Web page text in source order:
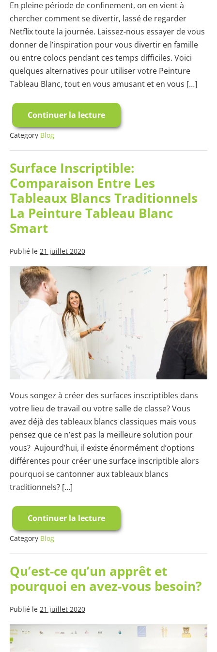
En pleine période de confinement, on en vient à
chercher comment se divertir, lassé de regarder
Netflix toute la journée. Laissez-nous essayer de vous
donner de l’inspiration pour vous divertir en famille
ou entre colocs pendant ces temps difficiles. Voici
quelques alternatives pour utiliser votre Peinture
Tableau Blanc, tout en vous amusant et en vous […]
Continuer la lecture
Activités
pendant
le
avec
peinture
Tableau
Blanc
Category Blog
Surface Inscriptible:
Comparaison Entre Les
Tableaux Blancs Traditionnels
La Peinture Tableau Blanc
Smart
Publié le 21 juillet 2020
Surface
Inscriptible:
Comparaison
Entre
Traditionnels
Peinture
Tableau
Vous songez à créer des surfaces inscriptibles dans
votre lieu de travail ou votre salle de classe? Vous
avez déjà des tableaux blancs classiques mais vous
pensez que ce n’est pas la meilleure solution pour
vous? Aujourd’hui, il existe énormément d’options
différentes pour créer une surface inscriptible alors
pourquoi se cantonner aux tableaux blancs
traditionnels? […]
Continuer la lecture
Surface
Inscriptible:
Les
Blancs
Traditionnels
La
Peinture
Blanc
Smart
Category Blog
Qu’est-ce qu’un apprêt et
pourquoi en avez-vous besoin?
Publié le 21 juillet 2020
Qu’est-
ce